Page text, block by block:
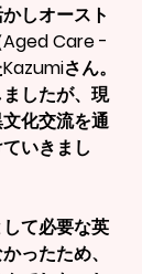
しオースト
Aged Care -
さん。
したが、現
化交流を通
いきまし
て必要な英
ったため、